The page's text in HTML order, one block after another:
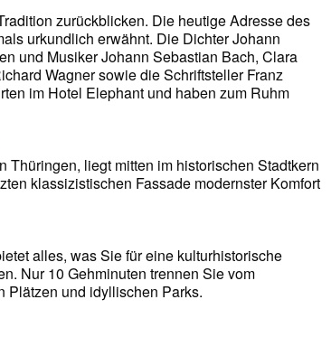
zurückblicken. Die heutige Adresse des
urkundlich erwähnt. Die Dichter Johann
und Musiker Johann Sebastian Bach, Clara
Wagner sowie die Schriftsteller Franz
im Hotel Elephant und haben zum Ruhm
Thüringen, liegt mitten im historischen Stadtkern
klassizistischen Fassade modernster Komfort
alles, was Sie für eine kulturhistorische
Nur 10 Gehminuten trennen Sie vom
Plätzen und idyllischen Parks.